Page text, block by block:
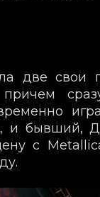
две свои
и бывший,
с